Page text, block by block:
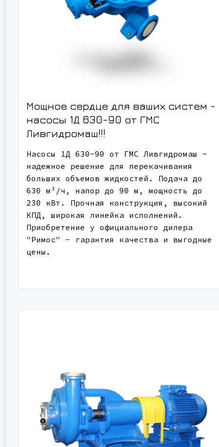
Мощное сердце для ваших систем -
насосы 1Д 630-90 от ГМС
Ливгидромаш!!!
Насосы 1Д 630-90 от ГМС Ливгидромаш -
надежное решение для перекачивания
больших объемов жидкостей. Подача до
630 м³/ч, напор до 90 м, мощность до
230 кВт. Прочная конструкция, высокий
КПД, широкая линейка исполнений.
Приобретение у официального дилера
"Римос" - гарантия качества и выгодные
цены.